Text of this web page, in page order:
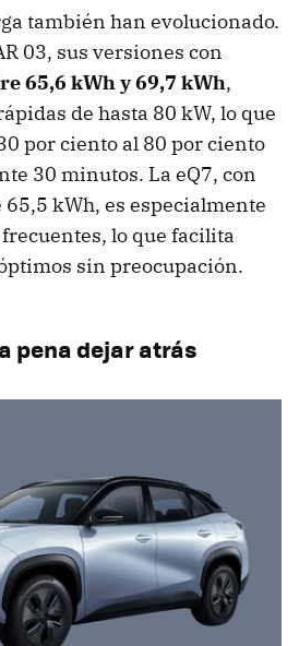
también han evolucionado.
03, sus versiones con
65,6 kWh y 69,7 kWh,
de hasta 80 kW, lo que
por ciento al 80 por ciento
30 minutos. La eQ7, con
kWh, es especialmente
lo que facilita
sin preocupación.
pena dejar atrás